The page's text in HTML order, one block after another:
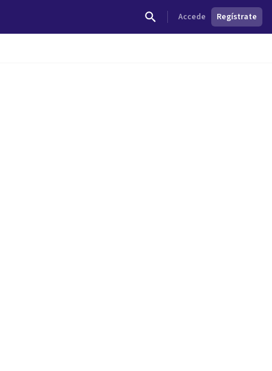
Accede Regístrate